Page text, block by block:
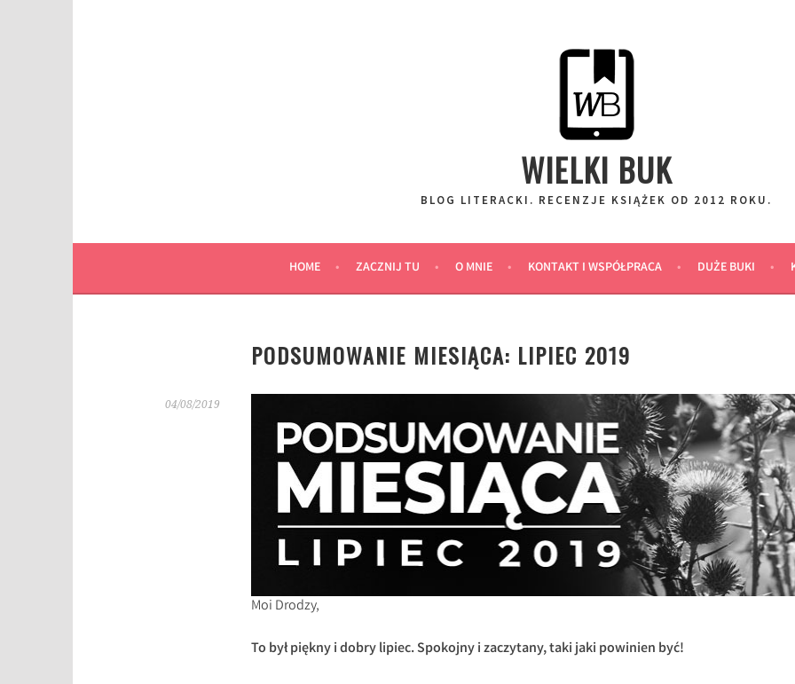
WIELKI BUK
BLOG LITERACKI. RECENZJE KSIĄŻEK OD 2012 ROKU.
HOME ZACZNIJ TU O MNIE KONTAKT I WSPÓŁPRACA DUŻE BUKI
PODSUMOWANIE MIESIĄCA: LIPIEC 2019
04/08/2019
Moi Drodzy,
To był piękny i dobry lipiec. Spokojny i zaczytany, taki jaki powinien być!